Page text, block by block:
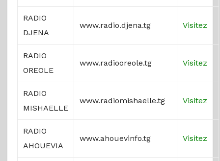
RADIO
DJENA
www.radio.djena.tg Visitez
RADIO
OREOLE
www.radiooreole.tg Visitez
RADIO
MISHAELLE
www.radiomishaelle.tg Visitez
RADIO
AHOUEVIA
www.ahouevinfo.tg Visitez